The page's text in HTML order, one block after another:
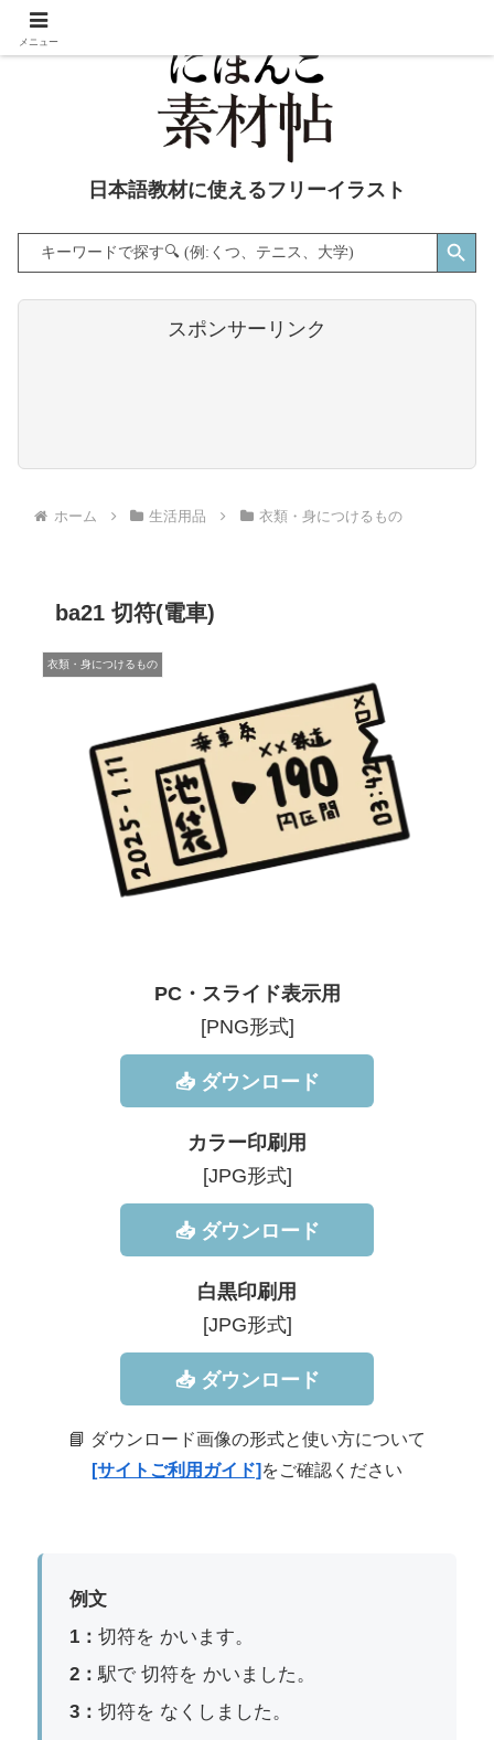
日本語教材に使えるフリーイラスト
Search
for:
Search Button
スポンサーリンク
ホーム 生活用品 衣類・身につけるもの
ba21 切符(電車)
衣類・身につけるもの
PC・スライド表示用
[PNG形式]
📥 ダウンロード
カラー印刷用
[JPG形式]
📥 ダウンロード
白黒印刷用
[JPG形式]
📥 ダウンロード
📘 ダウンロード画像の形式と使い方について
[サイトご利用ガイド] をご確認ください
例文
1：切符を かいます。
2：駅で 切符を かいました。
3：切符を なくしました。
メニュー